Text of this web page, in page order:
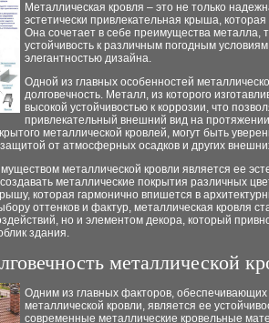
Металлическая кровля – это не только
эстетически привлекательная крыша,
Она сочетает в себе преимущества металла,
устойчивость к различным погодным
элегантностью дизайна.
Одной из главных особенностей
долговечность. Металл, из которого
высокой устойчивостью к коррозии, что
привлекательный внешний вид на
металлической кровлей, могут быть
от атмосферных осадков и других
металлической кровли является ее
металлические покрытия различных
которая гармонично впишется в
оттенков и фактур, металлическая кровля
но и элементом декора, который
здания.
металлической
Одним из главных факторов, обеспечивающих
металлической кровли, является ее
современные металлические кровельные